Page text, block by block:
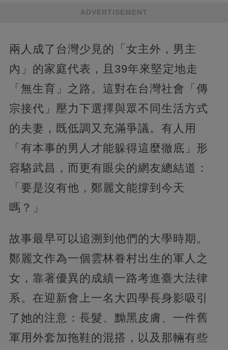
ADVERTISEMENT
兩人成了台灣少見的「女主外，男主
內」的家庭代表，且39年來堅定地走
「無生育」之路。這對在台灣社會「傳
宗接代」壓力下選擇與眾不同生活方式
的夫妻，既低調又充滿爭議。有人用
「有本事的男人才能躲得這麼徹底」形
容駱武昌，而更有眼尖的網友總結道：
「要是沒有他，鄭麗文能撐到今天
嗎？」
故事最早可以追溯到他們的大學時期。
鄭麗文作為一個雲林眷村出生的軍人之
女，靠著優異的成績一路考進臺大法律
系。在迎新會上一名大四學長身影吸引
了她的注意：長髮、黝黑皮膚、一件舊
軍用外套加拖鞋的混搭，以及那輛有些